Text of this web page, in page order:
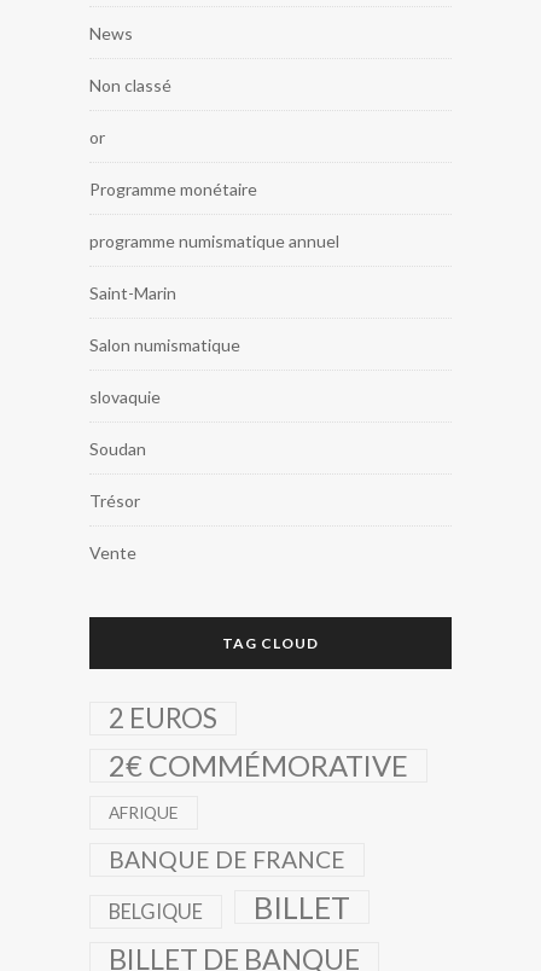
News
Non classé
or
Programme monétaire
programme numismatique annuel
Saint-Marin
Salon numismatique
slovaquie
Soudan
Trésor
Vente
TAG CLOUD
2 EUROS
2€ COMMÉMORATIVE
AFRIQUE
BANQUE DE FRANCE
BELGIQUE BILLET
BILLET DE BANQUE